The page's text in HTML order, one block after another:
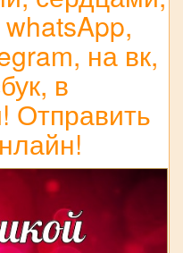
на вк,
в
Отправить